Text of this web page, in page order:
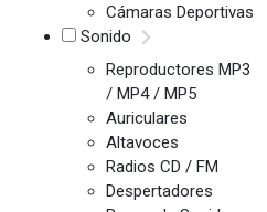
Cámaras Deportivas
Sonido
Reproductores MP3
/ MP4 / MP5
Auriculares
Altavoces
Radios CD / FM
Despertadores